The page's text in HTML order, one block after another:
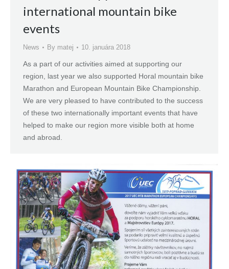
international mountain bike
events
News By matej 10. januára 2018
As a part of our activities aimed at supporting our
region, last year we also supported Horal mountain bike
Marathon and European Mountain Bike Championship.
We are very pleased to have contributed to the success
of these two internationally important events that have
helped to make our region more visible both at home
and abroad.